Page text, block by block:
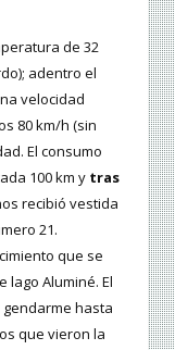
de 32
adentro el
velocidad
80 km/h (sin
El consumo
100 km y tras
recibió vestida
21.
que se
Aluminé. El
hasta
que vieron la